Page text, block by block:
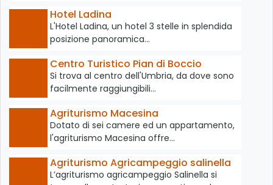
Hotel Ladina
L'Hotel Ladina, un hotel 3 stelle in splendida
posizione panoramica…
Centro Turistico Pian di Boccio
Si trova al centro dell'Umbria, da dove sono
facilmente raggiungibili…
Agriturismo Macesina
Dotato di sei camere ed un appartamento,
l'agriturismo Macesina offre…
Agriturismo Agricampeggio salinella
L’agriturismo agricampeggio Salinella si